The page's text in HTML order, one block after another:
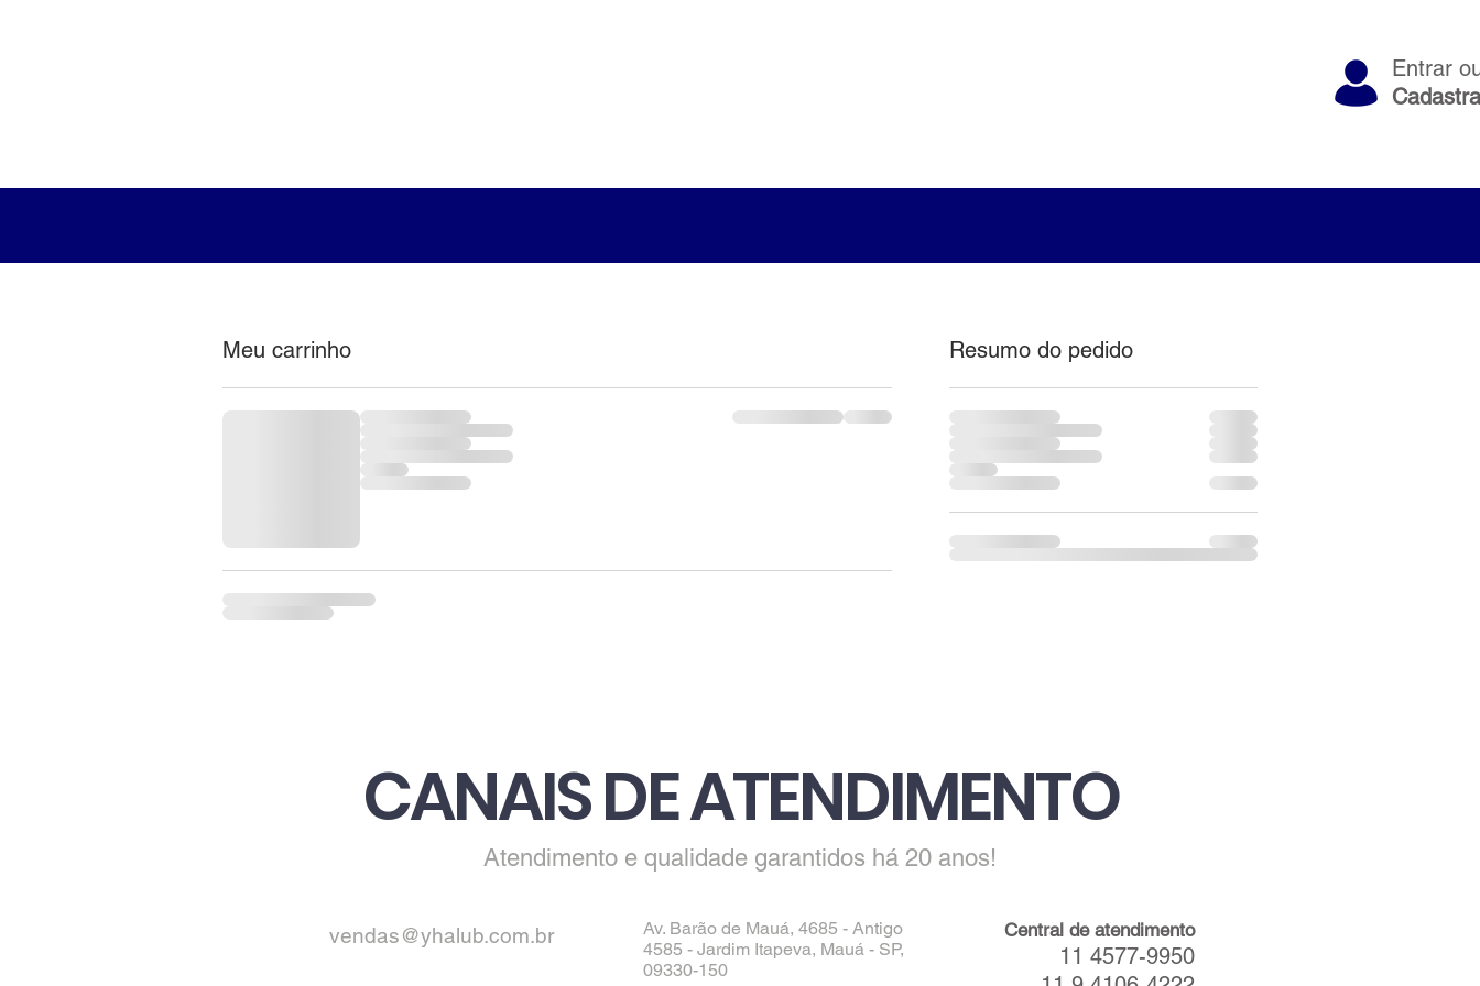
Entrar
Meu carrinho Resumo do pedido
CANAIS DE ATENDIMENTO
Atendimento e qualidade garantidos há 20 anos!
vendas@yhalub.com.br
Av. Barão de Mauá, 4685 - Antigo
4585 - Jardim Itapeva, Mauá - SP,
09330-150
Central de atendimento
11 4577-9950